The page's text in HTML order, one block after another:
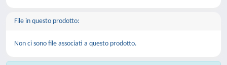
File in questo prodotto:
Non ci sono file associati a questo prodotto.